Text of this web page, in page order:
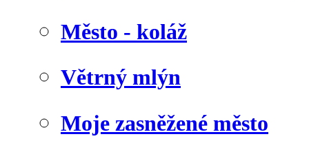
Město - koláž
Větrný mlýn
Moje zasněžené město